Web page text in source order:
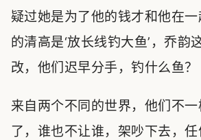
疑过她是为了他的钱才和他在
的清高是‘放长线钓大鱼’，乔韵
改，他们迟早分手，钓什么鱼？
来自两个不同的世界，他们不
了，谁也不让谁，架吵下去，